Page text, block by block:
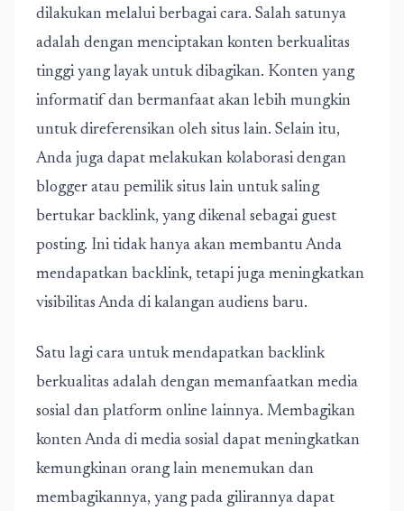
dilakukan melalui berbagai cara. Salah satunya
adalah dengan menciptakan konten berkualitas
tinggi yang layak untuk dibagikan. Konten yang
informatif dan bermanfaat akan lebih mungkin
untuk direferensikan oleh situs lain. Selain itu,
Anda juga dapat melakukan kolaborasi dengan
blogger atau pemilik situs lain untuk saling
bertukar backlink, yang dikenal sebagai guest
posting. Ini tidak hanya akan membantu Anda
mendapatkan backlink, tetapi juga meningkatkan
visibilitas Anda di kalangan audiens baru.
Satu lagi cara untuk mendapatkan backlink
berkualitas adalah dengan memanfaatkan media
sosial dan platform online lainnya. Membagikan
konten Anda di media sosial dapat meningkatkan
kemungkinan orang lain menemukan dan
membagikannya, yang pada gilirannya dapat